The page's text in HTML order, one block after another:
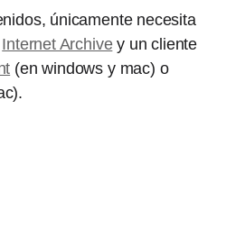
únicamente necesita
Internet Archivey un cliente
(en windows y mac) o